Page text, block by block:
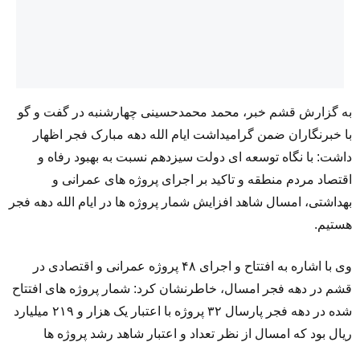
به گزارش قشم خبر، محمد محمدحسینی چهارشنبه در گفت و گو
با خبرنگاران ضمن گرامیداشت ایام الله دهه مبارک فجر اظهار
داشت: با نگاه توسعه ای دولت سیزدهم نسبت به بهبود رفاه و
اقتصاد مردم منطقه و تاکید بر اجرای پروژه های عمرانی و
بهداشتی، امسال شاهد افزایش شمار پروژه ها در ایام الله دهه فجر
هستیم.
وی با اشاره به افتتاح و اجرای ۴۸ پروژه عمرانی و اقتصادی در
قشم در دهه فجر امسال، خاطرنشان کرد: شمار پروژه های افتتاح
شده در دهه فجر پارسال ۳۲ پروژه با اعتبار یک هزار و ۲۱۹ میلیارد
ریال بود که امسال از نظر تعداد و اعتبار شاهد رشد پروژه ها